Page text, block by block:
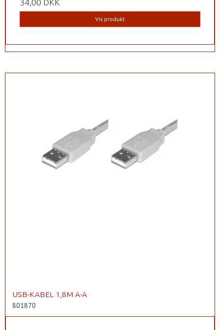
34,00 DKK
Vis produkt
USB-KABEL 1,8M A-A
801870